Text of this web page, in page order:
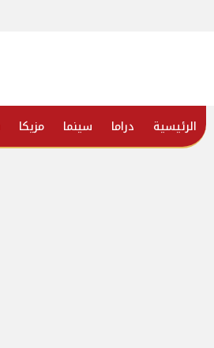
الرئيسية دراما سينما مزيكا